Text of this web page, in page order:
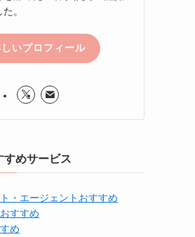
。
いプロフィール
すめサービス
・エージェントおすすめ
すすめ
め